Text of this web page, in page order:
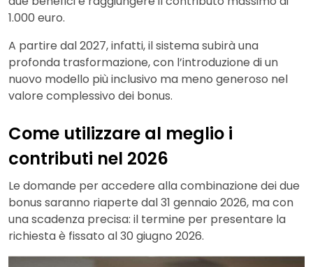
1.000 euro.
A partire dal 2027, infatti, il sistema subirà una
profonda trasformazione, con l’introduzione di un
nuovo modello più inclusivo ma meno generoso nel
valore complessivo dei bonus.
Come utilizzare al meglio i
contributi nel 2026
Le domande per accedere alla combinazione dei due
bonus saranno riaperte dal 31 gennaio 2026, ma con
una scadenza precisa: il termine per presentare la
richiesta è fissato al 30 giugno 2026.